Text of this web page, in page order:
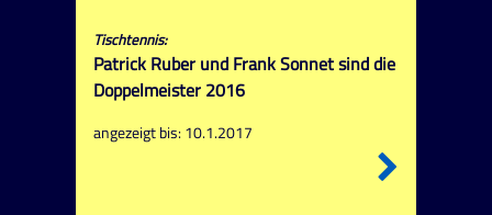
Tischtennis:
Patrick Ruber und Frank Sonnet sind die
Doppelmeister 2016
angezeigt bis: 10.1.2017